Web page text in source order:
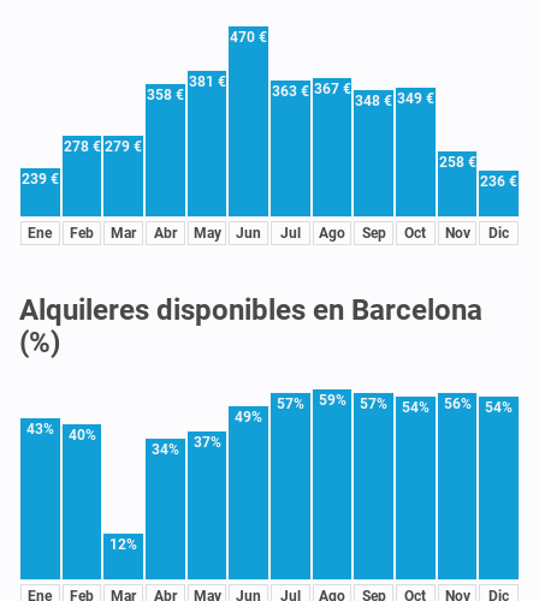
239 €
Ene
278 €
Feb
279 €
Mar
358 €
Abr
381 €
May
470 €
Jun
363 €
Jul
367 €
Ago
348 €
Sep
349 €
Oct
258 €
Nov
236 €
Dic
Alquileres disponibles en Barcelona
(%)
43%
Ene
40%
Feb
12%
Mar
34%
Abr
37%
May
49%
Jun
57%
Jul
59%
Ago
57%
Sep
54%
Oct
56%
Nov
54%
Dic